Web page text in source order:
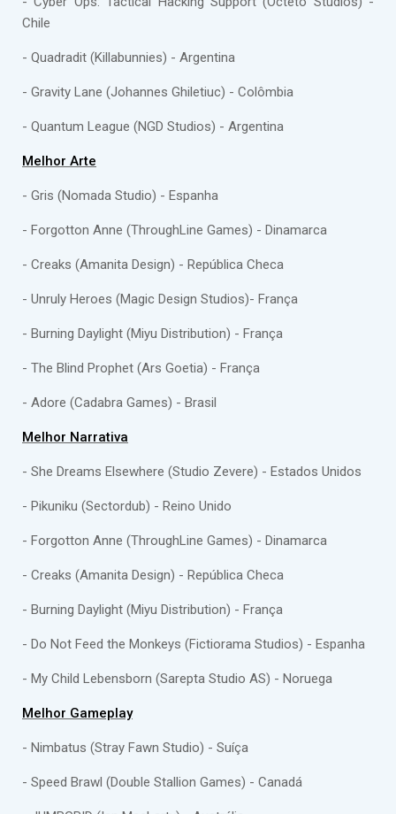
Chile
- Quadradit (Killabunnies) - Argentina
- Gravity Lane (Johannes Ghiletiuc) - Colômbia
- Quantum League (NGD Studios) - Argentina
Melhor Arte
- Gris (Nomada Studio) - Espanha
- Forgotton Anne (ThroughLine Games) - Dinamarca
- Creaks (Amanita Design) - República Checa
- Unruly Heroes (Magic Design Studios)- França
- Burning Daylight (Miyu Distribution) - França
- The Blind Prophet (Ars Goetia) - França
- Adore (Cadabra Games) - Brasil
Melhor Narrativa
- She Dreams Elsewhere (Studio Zevere) - Estados Unidos
- Pikuniku (Sectordub) - Reino Unido
- Forgotton Anne (ThroughLine Games) - Dinamarca
- Creaks (Amanita Design) - República Checa
- Burning Daylight (Miyu Distribution) - França
- Do Not Feed the Monkeys (Fictiorama Studios) - Espanha
- My Child Lebensborn (Sarepta Studio AS) - Noruega
Melhor Gameplay
- Nimbatus (Stray Fawn Studio) - Suíça
- Speed Brawl (Double Stallion Games) - Canadá